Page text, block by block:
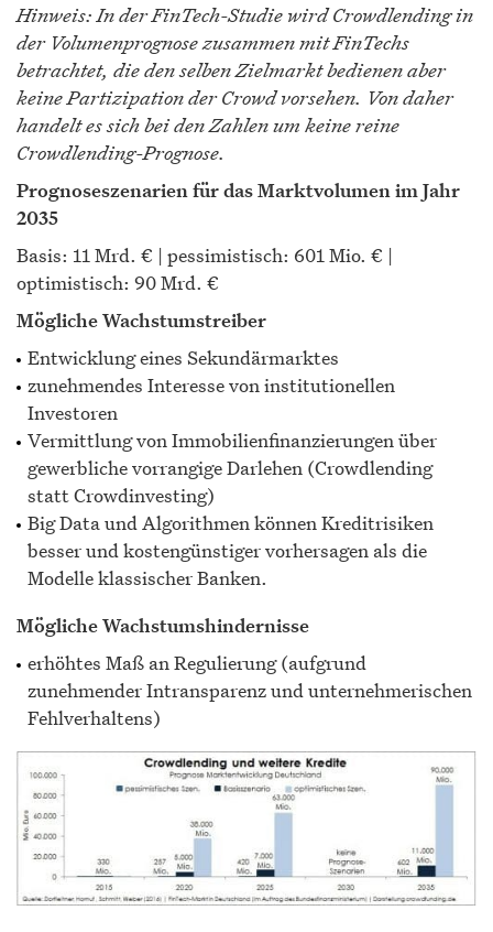
Hinweis: In der FinTech-Studie wird Crowdlending in
der Volumenprognose zusammen mit FinTechs
betrachtet, die den selben Zielmarkt bedienen aber
keine Partizipation der Crowd vorsehen. Von daher
handelt es sich bei den Zahlen um keine reine
Crowdlending-Prognose.
Prognoseszenarien für das Marktvolumen im Jahr
2035
Basis: 11 Mrd. € | pessimistisch: 601 Mio. € |
optimistisch: 90 Mrd. €
Mögliche Wachstumstreiber
Entwicklung eines Sekundärmarktes
zunehmendes Interesse von institutionellen
Investoren
Vermittlung von Immobilienfinanzierungen über
gewerbliche vorrangige Darlehen (Crowdlending
statt Crowdinvesting)
Big Data und Algorithmen können Kreditrisiken
besser und kostengünstiger vorhersagen als die
Modelle klassischer Banken.
Mögliche Wachstumshindernisse
erhöhtes Maß an Regulierung (aufgrund
zunehmender Intransparenz und unternehmerischen
Fehlverhaltens)